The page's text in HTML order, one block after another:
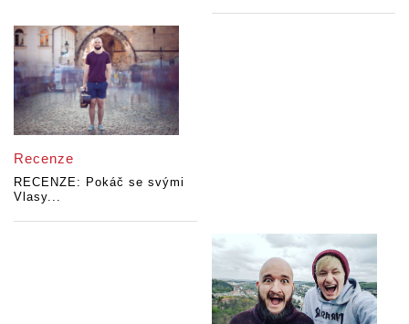
Recenze
RECENZE: Pokáč se svými
Vlasy...